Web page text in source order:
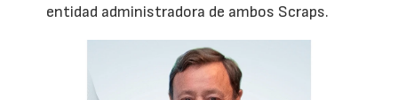
entidad administradora de ambos Scraps.